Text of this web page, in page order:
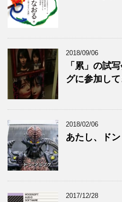
2018/09/06
「累」の試
グに参加し
2018/02/06
あたし、ド
2017/12/28